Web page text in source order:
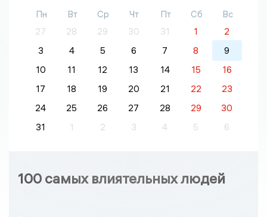
Пн Вт Ср Чт Пт Сб
Вс
27
28 29 30 31 1
2
3
4 5 6 7 8
9
10
11 12 13 14 15
16
17
18 19 20 21 22
23
24
25 26 27 28 29
30
31
1 2 3 4 5 6
100 самых влиятельных людей